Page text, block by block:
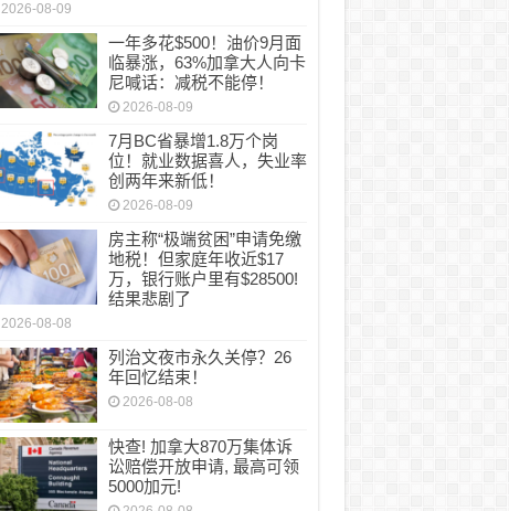
2026-08-09
一年多花$500！油价9月面
临暴涨，63%加拿大人向卡
尼喊话：减税不能停！
2026-08-09
7月BC省暴增1.8万个岗
位！就业数据喜人，失业率
创两年来新低！
2026-08-09
房主称“极端贫困”申请免缴
地税！但家庭年收近$17
万，银行账户里有$28500!
结果悲剧了
2026-08-08
列治文夜市永久关停？26
年回忆结束！
2026-08-08
快查! 加拿大870万集体诉
讼赔偿开放申请, 最高可领
5000加元!